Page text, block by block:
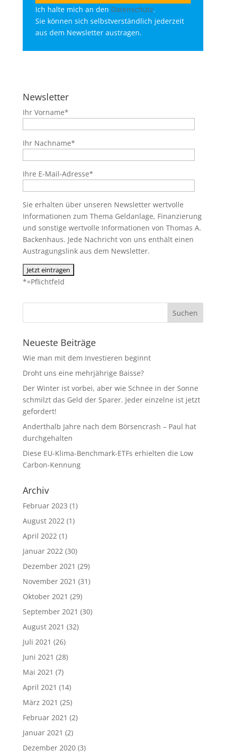
Ich halte mich an den Datenschutz.
Sie können sich selbstverständlich jederzeit
aus dem Newsletter austragen.
Newsletter
Ihr Vorname*
Ihr Nachname*
Ihre E-Mail-Adresse*
Sie erhalten über unseren Newsletter wertvolle
Informationen zum Thema Geldanlage, Finanzierung
und sonstige wertvolle Informationen von Thomas A.
Backenhaus. Jede Nachricht von uns enthält einen
Austragungslink aus dem Newsletter.
*=Pflichtfeld
Neueste Beiträge
Wie man mit dem Investieren beginnt
Droht uns eine mehrjährige Baisse?
Der Winter ist vorbei, aber wie Schnee in der Sonne
schmilzt das Geld der Sparer. Jeder einzelne ist jetzt
gefordert!
Anderthalb Jahre nach dem Börsencrash – Paul hat
durchgehalten
Diese EU-Klima-Benchmark-ETFs erhielten die Low
Carbon-Kennung
Archiv
Februar 2023 (1)
August 2022(1)
April 2022(1)
Januar 2022(30)
Dezember 2021 (29)
November 2021 (31)
Oktober 2021 (29)
September 2021 (30)
August 2021 (32)
Juli 2021 (26)
Juni 2021 (28)
Mai 2021 (7)
April 2021 (14)
März 2021 (25)
Februar 2021 (2)
Januar 2021 (2)
Dezember 2020(3)